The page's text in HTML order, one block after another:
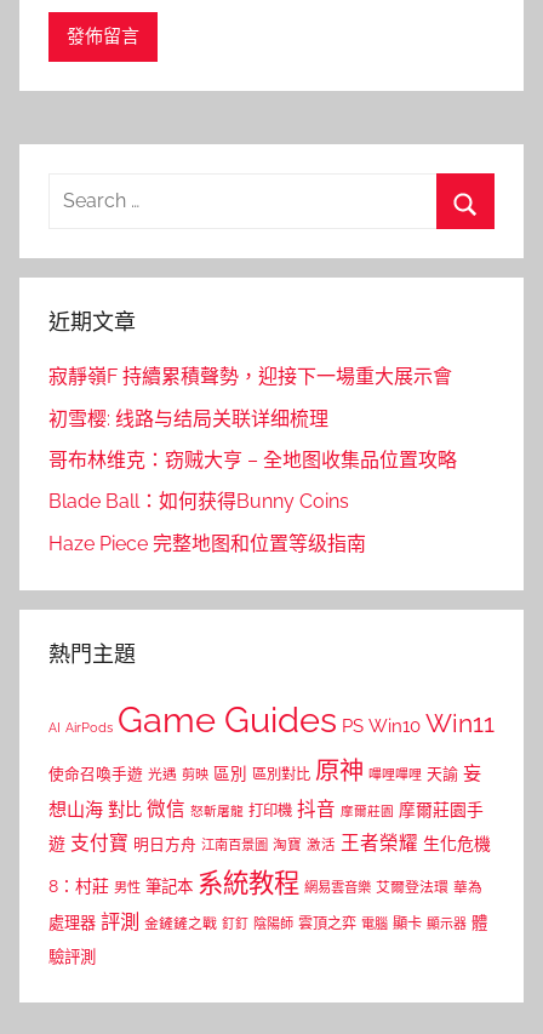
Search
近期文章
寂靜嶺F 持續累積聲勢，迎接下一場重大展示會
初雪樱: 线路与结局关联详细梳理
哥布林维克：窃贼大亨 – 全地图收集品位置攻略
Blade Ball：如何获得Bunny Coins
Haze Piece 完整地图和位置等级指南
熱門主題
AI AirPods Game Guides PS Win10 Win11
使命召喚手遊 光遇 剪映 區別 區別對比 原神 嗶哩嗶哩 天諭 妄
想山海 對比 微信 怒斬屠龍 打印機 抖音 摩爾莊園 摩爾莊園手
遊 支付寶 明日方舟 江南百景圖 淘寶 激活 王者榮耀 生化危機
8：村莊 男性 筆記本 系統教程 網易雲音樂 艾爾登法環 華為
處理器 評測 金鏟鏟之戰 釘釘 陰陽師 雲頂之弈 電腦 顯卡 顯示器 體
驗評測